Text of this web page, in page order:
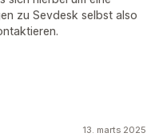
zu Sevdesk selbst also
13. marts 2025